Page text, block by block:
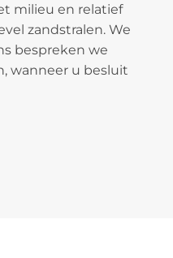
milieu en relatief
zandstralen. We
bespreken we
wanneer u besluit